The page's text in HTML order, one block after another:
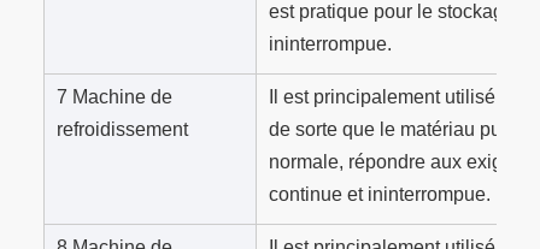
est pratique pour le stockage
ininterrompue.
7 Machine de
refroidissement
Il est principalement utilisé
de sorte que le matériau
normale, répondre aux
continue et ininterrompue.